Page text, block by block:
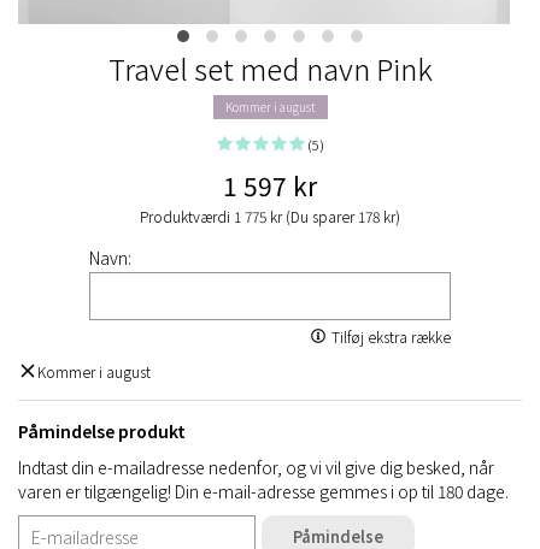
Travel set med navn Pink
Kommer i august
(5)
1 597 kr
Produktværdi 1 775 kr (Du sparer 178 kr)
Navn:
Tilføj ekstra række
Kommer i august
Påmindelse produkt
Indtast din e-mailadresse nedenfor, og vi vil give dig besked, når
varen er tilgængelig! Din e-mail-adresse gemmes i op til 180 dage.
Påmindelse